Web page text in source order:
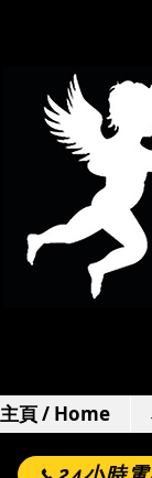
主頁 / Home